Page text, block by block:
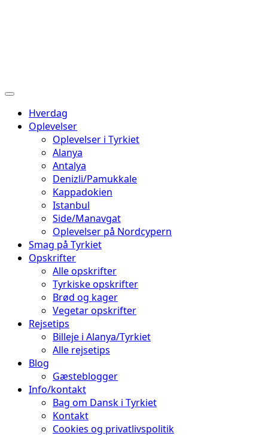
Hverdag
Oplevelser
Oplevelser i Tyrkiet
Alanya
Antalya
Denizli/Pamukkale
Kappadokien
Istanbul
Side/Manavgat
Oplevelser på Nordcypern
Smag på Tyrkiet
Opskrifter
Alle opskrifter
Tyrkiske opskrifter
Brød og kager
Vegetar opskrifter
Rejsetips
Billeje i Alanya/Tyrkiet
Alle rejsetips
Blog
Gæsteblogger
Info/kontakt
Bag om Dansk i Tyrkiet
Kontakt
Cookies og privatlivspolitik